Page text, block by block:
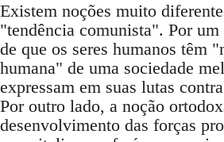
Existem noções muito
"tendência comunista". Por
de que os seres humanos têm
humana" de uma sociedade
expressam em suas lutas
Por outro lado, a noção
desenvolvimento das forças